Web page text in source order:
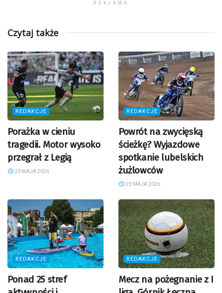
REKLAMA
Czytaj także
REDAKCJE
Porażka w cieniu
tragedii. Motor wysoko
przegrał z Legią
23 MAJA 2026
REDAKCJE
Powrót na zwycięską
ścieżkę? Wyjazdowe
spotkanie lubelskich
żużlowców
23 MAJA 2026
REDAKCJE
Ponad 25 stref
REDAKCJE
Mecz na pożegnanie z I